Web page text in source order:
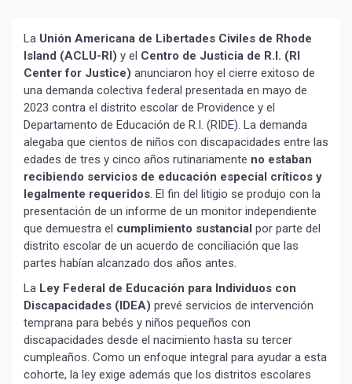
La Unión Americana de Libertades Civiles de Rhode
Island (ACLU-RI) y el Centro de Justicia de R.I. (RI
Center for Justice) anunciaron hoy el cierre exitoso de
una demanda colectiva federal presentada en mayo de
2023 contra el distrito escolar de Providence y el
Departamento de Educación de R.I. (RIDE). La demanda
alegaba que cientos de niños con discapacidades entre las
edades de tres y cinco años rutinariamente no estaban
recibiendo servicios de educación especial críticos y
legalmente requeridos. El fin del litigio se produjo con la
presentación de un informe de un monitor independiente
que demuestra el cumplimiento sustancial por parte del
distrito escolar de un acuerdo de conciliación que las
partes habían alcanzado dos años antes.
La Ley Federal de Educación para Individuos con
Discapacidades (IDEA) prevé servicios de intervención
temprana para bebés y niños pequeños con
discapacidades desde el nacimiento hasta su tercer
cumpleaños. Como un enfoque integral para ayudar a esta
cohorte, la ley exige además que los distritos escolares